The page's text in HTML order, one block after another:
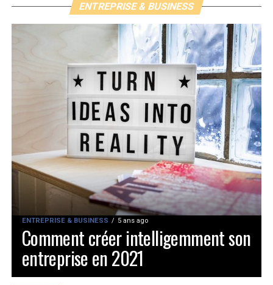
ENTREPRISE & BUSINESS
ENTREPRISE & BUSINESS 5 ans ago
Comment créer intelligemment son
entreprise en 2021